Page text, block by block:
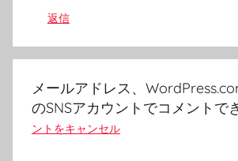
返信
メールアドレス、
のSNSアカウントでコメントで
ントをキャンセル